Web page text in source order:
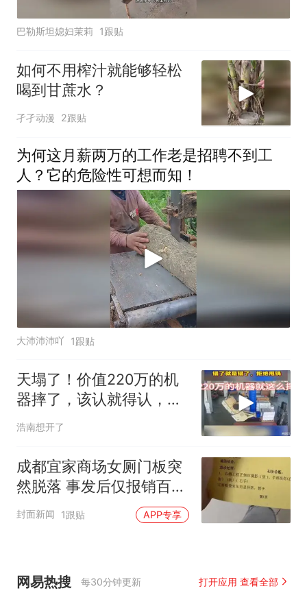
巴勒斯坦媳妇茉莉 1跟贴
如何不用榨汁就能够轻松
喝到甘蔗水？
孑孑动漫 2跟贴
为何这月薪两万的工作老是招聘不到工
人？它的危险性可想而知！
大沛沛沛吖 1跟贴
天塌了！价值220万的机
器摔了，该认就得认，绝
不给物流抹黑
浩南想开了
成都宜家商场女厕门板突
然脱落 事发后仅报销百余
元引争议
封面新闻 1跟贴 APP专享
网易热搜 每30分钟更新 打开应用 查看全部